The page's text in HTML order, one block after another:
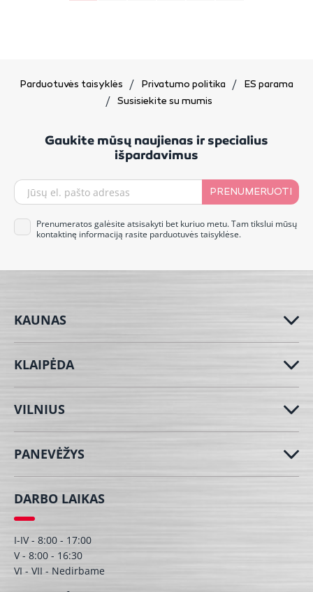
Parduotuvės taisyklės Privatumo politika
ES parama
Susisiekite su mumis
Gaukite mūsų naujienas ir specialius
išpardavimus
PRENUMERUOTI
Prenumeratos galėsite atsisakyti bet kuriuo metu. Tam tikslui mūsų
kontaktinę informaciją rasite parduotuvės taisyklėse.
KAUNAS
KLAIPĖDA
VILNIUS
PANEVĖŽYS
DARBO LAIKAS
I-IV - 8:00 - 17:00
V - 8:00 - 16:30
VI - VII - Nedirbame